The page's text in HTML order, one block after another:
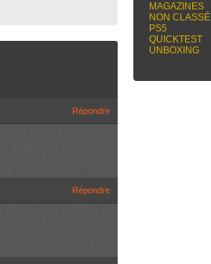
Répondre
Répondre
MAGAZINES
NON CLASSÉ
PS5
QUICKTEST
UNBOXING